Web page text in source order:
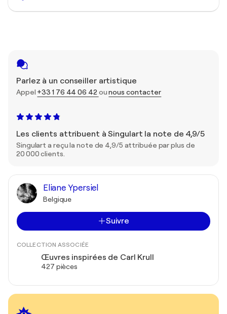
Parlez à un conseiller artistique
Appel +33 1 76 44 06 42 ounous contacter
Les clients attribuent à Singulart la note de 4,9/5
Singulart a reçu la note de 4,9/5 attribuée par plus de
20 000 clients.
Eliane Ypersiel
Belgique
Suivre
COLLECTION ASSOCIÉE
Œuvres inspirées de Carl Krull
427 pièces